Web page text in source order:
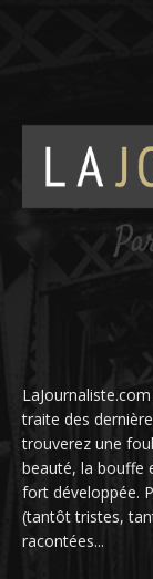
traite des
trouverez une
beauté, la bouffe
fort développée.
(tantôt tristes,
racontées...